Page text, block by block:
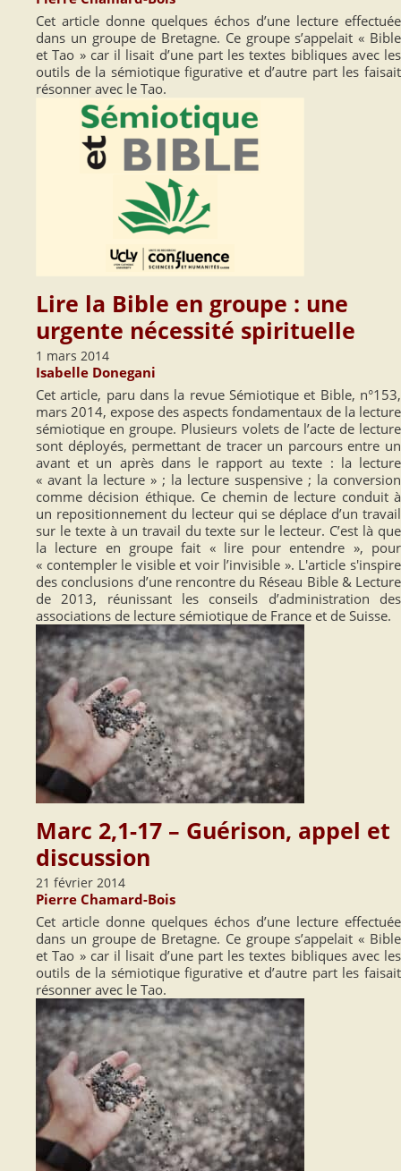
Cet article donne quelques échos d’une lecture effectuée
dans un groupe de Bretagne. Ce groupe s’appelait « Bible
et Tao » car il lisait d’une part les textes bibliques avec les
outils de la sémiotique figurative et d’autre part les faisait
résonner avec le Tao.
Lire la Bible en groupe : une
urgente nécessité spirituelle
1 mars 2014
Isabelle Donegani
Cet article, paru dans la revue Sémiotique et Bible, n°153,
mars 2014, expose des aspects fondamentaux de la lecture
sémiotique en groupe. Plusieurs volets de l’acte de lecture
sont déployés, permettant de tracer un parcours entre un
avant et un après dans le rapport au texte : la lecture
« avant la lecture » ; la lecture suspensive ; la conversion
comme décision éthique. Ce chemin de lecture conduit à
un repositionnement du lecteur qui se déplace d’un travail
sur le texte à un travail du texte sur le lecteur. C’est là que
la lecture en groupe fait « lire pour entendre », pour
« contempler le visible et voir l’invisible ». L'article s'inspire
des conclusions d’une rencontre du Réseau Bible & Lecture
de 2013, réunissant les conseils d’administration des
associations de lecture sémiotique de France et de Suisse.
Marc 2,1-17 – Guérison, appel et
discussion
21 février 2014
Pierre Chamard-Bois
Cet article donne quelques échos d’une lecture effectuée
dans un groupe de Bretagne. Ce groupe s’appelait « Bible
et Tao » car il lisait d’une part les textes bibliques avec les
outils de la sémiotique figurative et d’autre part les faisait
résonner avec le Tao.